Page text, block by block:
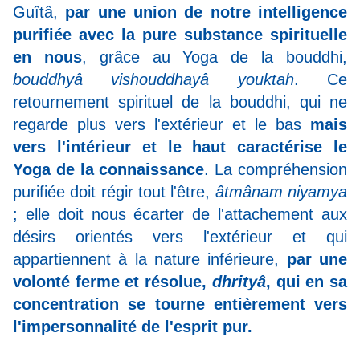
Guîtâ, par une union de notre intelligence
purifiée avec la pure substance spirituelle
en nous, grâce au Yoga de la bouddhi,
bouddhyâ vishouddhayâ youktah. Ce
retournement spirituel de la bouddhi, qui ne
regarde plus vers l'extérieur et le bas mais
vers l'intérieur et le haut caractérise le
Yoga de la connaissance. La compréhension
purifiée doit régir tout l'être, âtmânam niyamya
; elle doit nous écarter de l'attachement aux
désirs orientés vers l'extérieur et qui
appartiennent à la nature inférieure, par une
volonté ferme et résolue, dhrityâ, qui en sa
concentration se tourne entièrement vers
l'impersonnalité de l'esprit pur.